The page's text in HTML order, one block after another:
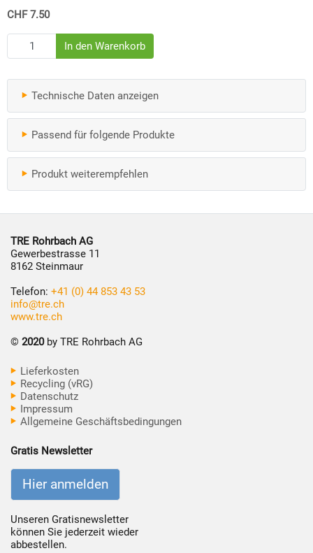
CHF 7.50
Technische Daten anzeigen
Passend für folgende Produkte
Produkt weiterempfehlen
TRE Rohrbach AG
Gewerbestrasse 11
8162 Steinmaur
Telefon: +41 (0) 44 853 43 53
info@tre.ch
www.tre.ch
© 2020by TRE Rohrbach AG
Lieferkosten
Recycling (vRG)
Datenschutz
Impressum
Allgemeine Geschäftsbedingungen
Gratis Newsletter
Hier anmelden
Unseren Gratisnewsletter
können Sie jederzeit wieder
abbestellen.